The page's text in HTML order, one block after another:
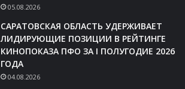
05.08.2026
САРАТОВСКАЯ ОБЛАСТЬ УДЕРЖИВАЕТ
ЛИДИРУЮЩИЕ ПОЗИЦИИ В РЕЙТИНГЕ
КИНОПОКАЗА ПФО ЗА I ПОЛУГОДИЕ 2026
ГОДА
04.08.2026